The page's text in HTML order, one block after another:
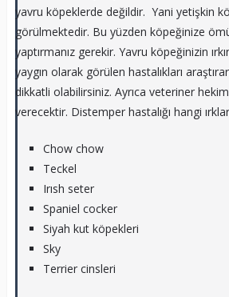
yavru köpeklerde değildir. Yani yetişkin
görülmektedir. Bu yüzden köpeğinize
yaptırmanız gerekir. Yavru köpeğinizin
yaygın olarak görülen hastalıkları
dikkatli olabilirsiniz. Ayrıca veteriner
verecektir. Distemper hastalığı hangi
Chow chow
Teckel
Irısh seter
Spaniel cocker
Siyah kut köpekleri
Sky
Terrier cinsleri